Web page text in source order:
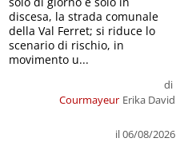
Courmayeur
di
Erika David
il 06/08/2026
discesa, la strada comunale
della Val Ferret; si riduce lo
scenario di rischio, in
movimento u...